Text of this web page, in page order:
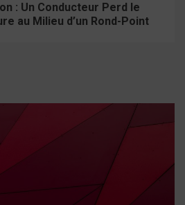
: Un Conducteur Perd le
au Milieu d’un Rond-Point